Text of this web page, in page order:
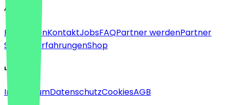
About
Für FirmenKontaktJobsFAQPartner werdenPartner
Support
ErfahrungenShop
Legal
ImpressumDatenschutzCookiesAGB